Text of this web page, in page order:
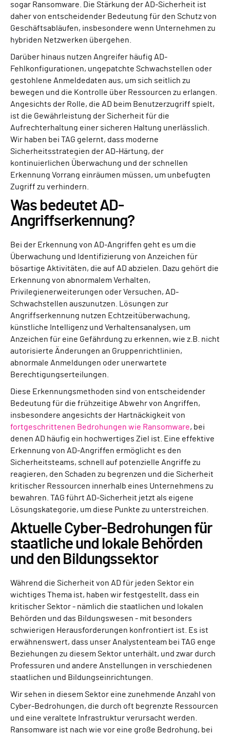
sogar Ransomware. Die Stärkung der AD-Sicherheit ist
daher von entscheidender Bedeutung für den Schutz von
Geschäftsabläufen, insbesondere wenn Unternehmen zu
hybriden Netzwerken übergehen.
Darüber hinaus nutzen Angreifer häufig AD-
Fehlkonfigurationen, ungepatchte Schwachstellen oder
gestohlene Anmeldedaten aus, um sich seitlich zu
bewegen und die Kontrolle über Ressourcen zu erlangen.
Angesichts der Rolle, die AD beim Benutzerzugriff spielt,
ist die Gewährleistung der Sicherheit für die
Aufrechterhaltung einer sicheren Haltung unerlässlich.
Wir haben bei TAG gelernt, dass moderne
Sicherheitsstrategien der AD-Härtung, der
kontinuierlichen Überwachung und der schnellen
Erkennung Vorrang einräumen müssen, um unbefugten
Zugriff zu verhindern.
Was bedeutet AD-
Angriffserkennung?
Bei der Erkennung von AD-Angriffen geht es um die
Überwachung und Identifizierung von Anzeichen für
bösartige Aktivitäten, die auf AD abzielen. Dazu gehört die
Erkennung von abnormalem Verhalten,
Privilegienerweiterungen oder Versuchen, AD-
Schwachstellen auszunutzen. Lösungen zur
Angriffserkennung nutzen Echtzeitüberwachung,
künstliche Intelligenz und Verhaltensanalysen, um
Anzeichen für eine Gefährdung zu erkennen, wie z.B. nicht
autorisierte Änderungen an Gruppenrichtlinien,
abnormale Anmeldungen oder unerwartete
Berechtigungserteilungen.
Diese Erkennungsmethoden sind von entscheidender
Bedeutung für die frühzeitige Abwehr von Angriffen,
insbesondere angesichts der Hartnäckigkeit von
fortgeschrittenen Bedrohungen wie Ransomware, bei
denen AD häufig ein hochwertiges Ziel ist. Eine effektive
Erkennung von AD-Angriffen ermöglicht es den
Sicherheitsteams, schnell auf potenzielle Angriffe zu
reagieren, den Schaden zu begrenzen und die Sicherheit
kritischer Ressourcen innerhalb eines Unternehmens zu
bewahren. TAG führt AD-Sicherheit jetzt als eigene
Lösungskategorie, um diese Punkte zu unterstreichen.
Aktuelle Cyber-Bedrohungen für
staatliche und lokale Behörden
und den Bildungssektor
Während die Sicherheit von AD für jeden Sektor ein
wichtiges Thema ist, haben wir festgestellt, dass ein
kritischer Sektor - nämlich die staatlichen und lokalen
Behörden und das Bildungswesen - mit besonders
schwierigen Herausforderungen konfrontiert ist. Es ist
erwähnenswert, dass unser Analystenteam bei TAG enge
Beziehungen zu diesem Sektor unterhält, und zwar durch
Professuren und andere Anstellungen in verschiedenen
staatlichen und Bildungseinrichtungen.
Wir sehen in diesem Sektor eine zunehmende Anzahl von
Cyber-Bedrohungen, die durch oft begrenzte Ressourcen
und eine veraltete Infrastruktur verursacht werden.
Ransomware ist nach wie vor eine große Bedrohung, bei